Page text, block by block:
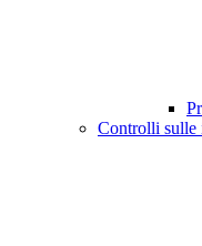
Controlli sulle